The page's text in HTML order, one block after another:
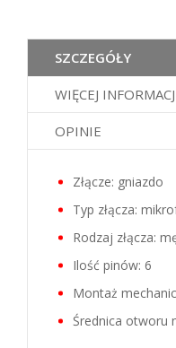
SZCZEGÓŁY
WIĘCEJ
OPINIE
Złącze: gniazdo
Typ złącza:
Rodzaj złącza:
Ilość pinów: 6
Montaż
Średnica otworu